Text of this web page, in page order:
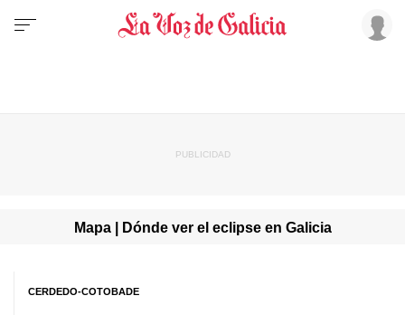
Mapa | Dónde ver el eclipse en Galicia
CERDEDO-COTOBADE